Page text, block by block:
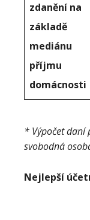
zdanění na
základě
mediánu
příjmu
domácnosti
* Výpočet daní
svobodná
Nejlepší